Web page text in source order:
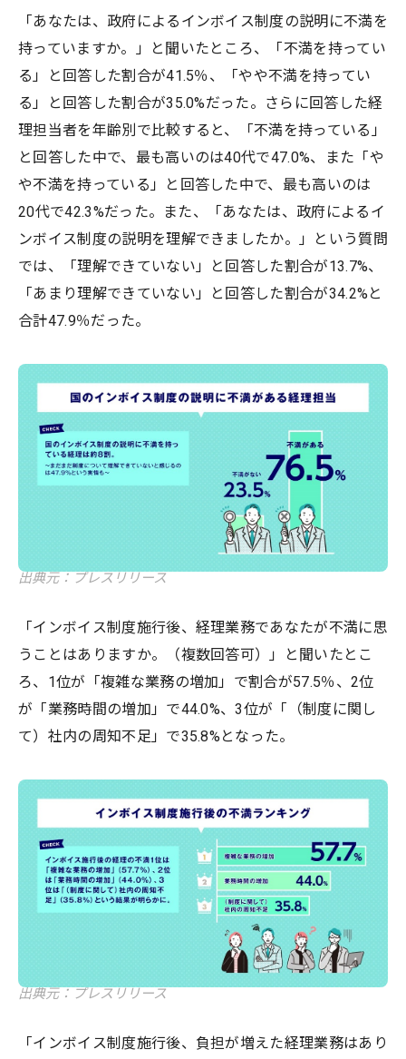
「あなたは、政府によるインボイス制度の説明に不満を
持っていますか。」と聞いたところ、「不満を持ってい
る」と回答した割合が41.5％、「やや不満を持ってい
る」と回答した割合が35.0%だった。さらに回答した経
理担当者を年齢別で比較すると、「不満を持っている」
と回答した中で、最も高いのは40代で47.0%、また「や
や不満を持っている」と回答した中で、最も高いのは
20代で42.3%だった。また、「あなたは、政府によるイ
ンボイス制度の説明を理解できましたか。」という質問
では、「理解できていない」と回答した割合が13.7%、
「あまり理解できていない」と回答した割合が34.2%と
合計47.9％だった。
出典元：プレスリリース
「インボイス制度施行後、経理業務であなたが不満に思
うことはありますか。（複数回答可）」と聞いたとこ
ろ、1位が「複雑な業務の増加」で割合が57.5％、2位
が「業務時間の増加」で44.0%、3位が「（制度に関し
て）社内の周知不足」で35.8%となった。
出典元：プレスリリース
「インボイス制度施行後、負担が増えた経理業務はあり